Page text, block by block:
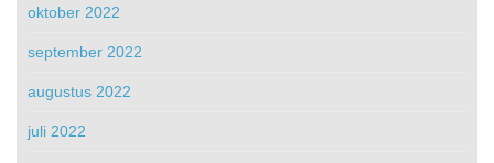
oktober 2022
september 2022
augustus 2022
juli 2022